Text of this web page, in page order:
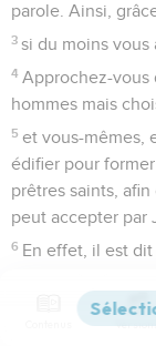
parole. Ainsi,
3 si du moins vous
4 Approchez-vous
hommes mais
5 et vous-mêmes,
édifier pour
prêtres saints,
peut accepter par
6 En effet, il est
n'en aura jamais